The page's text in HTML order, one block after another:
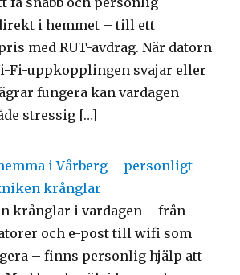
i hemmet – till ett
med RUT-avdrag. När datorn
Fi-uppkopplingen svajar eller
fungera kan vardagen
stressig […]
i Vårberg – personligt
krånglar
krånglar i vardagen – från
och e-post till wifi som
– finns personlig hjälp att